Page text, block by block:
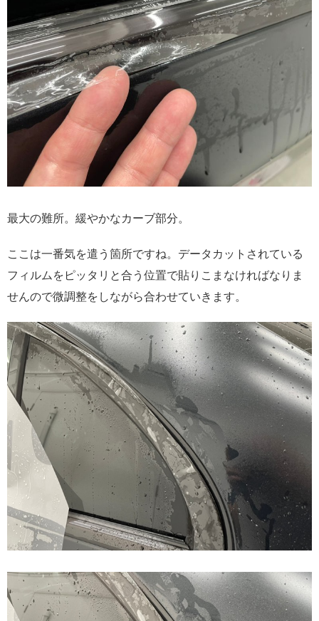
最大の難所。緩やかなカーブ部分。
ここは一番気を遣う箇所ですね。データカットされている
フィルムをピッタリと合う位置で貼りこまなければなりま
せんので微調整をしながら合わせていきます。